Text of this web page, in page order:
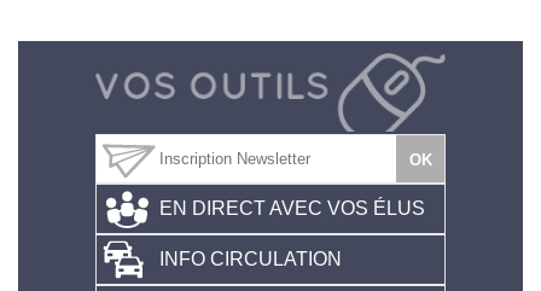
EN DIRECT AVEC VOS ÉLUS
INFO CIRCULATION